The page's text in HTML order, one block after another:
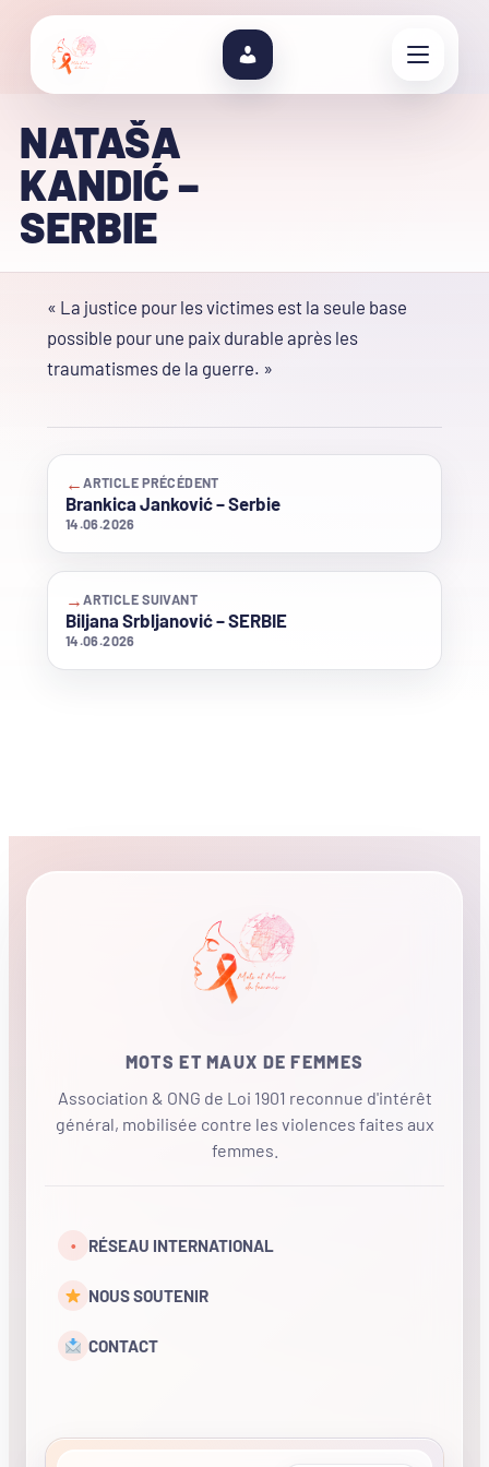
NATAŠA
KANDIĆ –
SERBIE
« La justice pour les victimes est la seule base
possible pour une paix durable après les
traumatismes de la guerre. »
←ARTICLE PRÉCÉDENT
Brankica Janković – Serbie
14.06.2026
→ARTICLE SUIVANT
Biljana Srbljanović – SERBIE
14.06.2026
MOTS ET MAUX DE FEMMES
Association & ONG de Loi 1901 reconnue d'intérêt
général, mobilisée contre les violences faites aux
femmes.
• RÉSEAU INTERNATIONAL
NOUS SOUTENIR
CONTACT